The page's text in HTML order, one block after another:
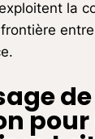
la
pour